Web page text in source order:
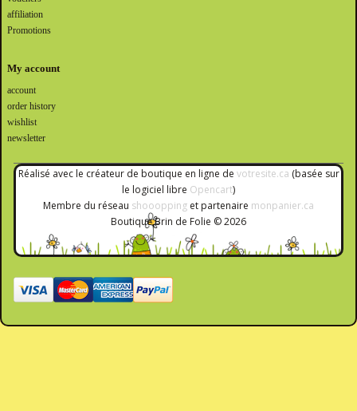
affiliation
Promotions
My account
account
order history
wishlist
newsletter
Réalisé avec le créateur de boutique en ligne de votresite.ca (basée sur
le logiciel libre Opencart)
Membre du réseau shooopping et partenaire monpanier.ca
Boutique Brin de Folie © 2026